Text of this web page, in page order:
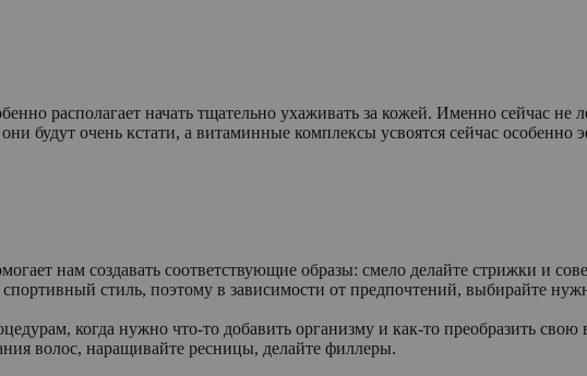
располагает начать тщательно ухаживать за кожей. Именно сейчас не
будут очень кстати, а витаминные комплексы усвоятся сейчас особенно
нам создавать соответствующие образы: смело делайте стрижки и
стиль, поэтому в зависимости от предпочтений, выбирайте
когда нужно что-то добавить организму и как-то преобразить
волос, наращивайте ресницы, делайте филлеры.